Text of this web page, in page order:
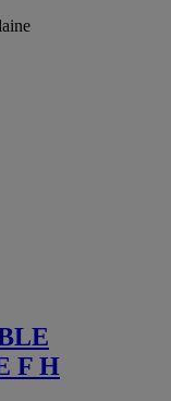
F H